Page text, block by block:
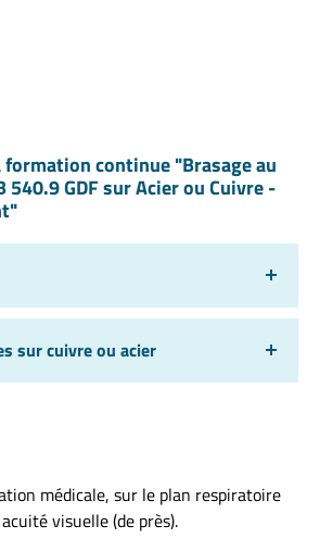
formation continue "Brasage au
540.9 GDF sur Acier ou Cuivre -
sur cuivre ou acier
médicale, sur le plan respiratoire
visuelle (de près).